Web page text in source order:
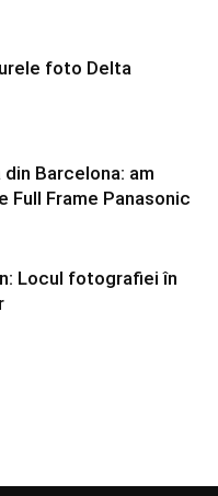
foto Delta
Barcelona: am
Frame Panasonic
Locul fotografiei în